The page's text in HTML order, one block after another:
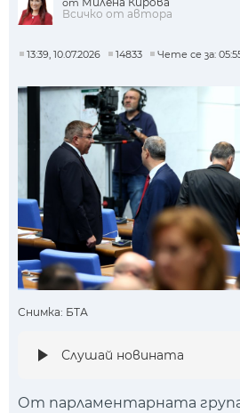
от
Всичко от автора
13:39, 10.07.2026 14833 Чете се за:
Снимка: БТА
Слушай новината
От парламентарната група